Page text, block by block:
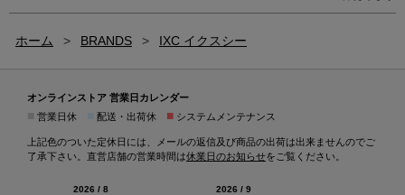
ホーム > BRANDS > IXC イクスシー
オンラインストア 営業日カレンダー
営業日休 配送・出荷休 ■ システムメンテナンス
上記色のついた定休日には、メールの返信及び商品の出荷は出来ませんのでご
了承下さい。直営店舗の営業時間は休業日のお知らせをご覧ください。
2026 / 8
2026 / 9